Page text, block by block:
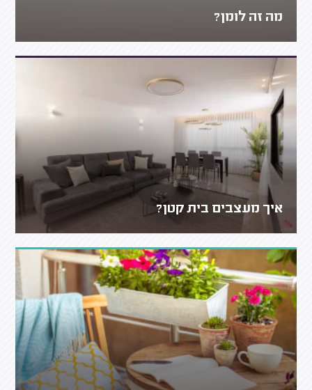
מה זה לומן?
איך מעצבים בית קטן?